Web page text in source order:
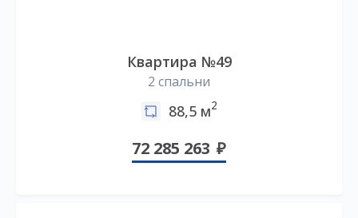
Квартира №49
2 спальни
88,5 м2
72 285 263